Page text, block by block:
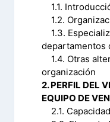
1.1.
1.2.
1.3.
departamentos
1.4. Otras
organización
2. PERFIL DEL
EQUIPO DE
2.1.